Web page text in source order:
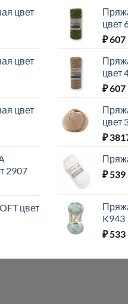
цвет
цвет
цвет
2907
цвет
цвет
₽607
цвет
₽607
цвет
₽
₽539
K943
₽533